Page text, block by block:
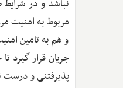
نباشد و در شرایط
مربوط به امنیت
و هم به تامین
جریان قرار گیرد
پذیرفتنی و